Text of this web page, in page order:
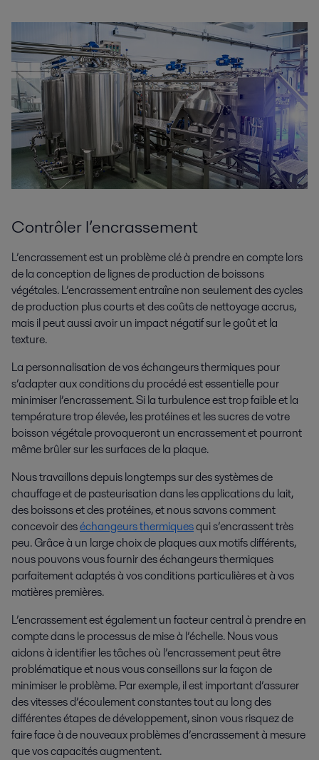
Contrôler l’encrassement
L’encrassement est un problème clé à prendre en compte lors
de la conception de lignes de production de boissons
végétales. L’encrassement entraîne non seulement des cycles
de production plus courts et des coûts de nettoyage accrus,
mais il peut aussi avoir un impact négatif sur le goût et la
texture.
La personnalisation de vos échangeurs thermiques pour
s’adapter aux conditions du procédé est essentielle pour
minimiser l’encrassement. Si la turbulence est trop faible et la
température trop élevée, les protéines et les sucres de votre
boisson végétale provoqueront un encrassement et pourront
même brûler sur les surfaces de la plaque.
Nous travaillons depuis longtemps sur des systèmes de
chauffage et de pasteurisation dans les applications du lait,
des boissons et des protéines, et nous savons comment
concevoir deséchangeurs thermiquesqui s’encrassent très
peu. Grâce à un large choix de plaques aux motifs différents,
nous pouvons vous fournir des échangeurs thermiques
parfaitement adaptés à vos conditions particulières et à vos
matières premières.
L’encrassement est également un facteur central à prendre en
compte dans le processus de mise à l’échelle. Nous vous
aidons à identifier les tâches où l’encrassement peut être
problématique et nous vous conseillons sur la façon de
minimiser le problème. Par exemple, il est important d’assurer
des vitesses d’écoulement constantes tout au long des
différentes étapes de développement, sinon vous risquez de
faire face à de nouveaux problèmes d’encrassement à mesure
que vos capacités augmentent.